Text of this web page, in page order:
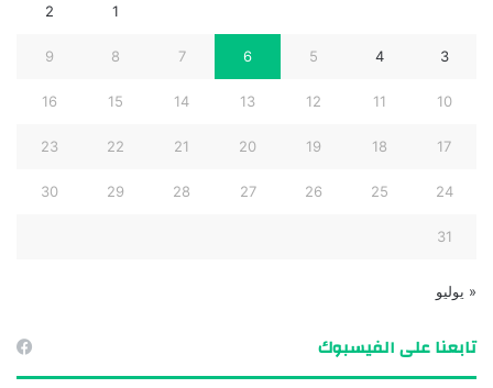
1
2
3
4
5
6
7
8
9
10
11
12
13
14
15
16
17
18
19
20
21
22
23
24
25
26
27
28
29
30
31
« يوليو
تابعنا على الفيسبوك